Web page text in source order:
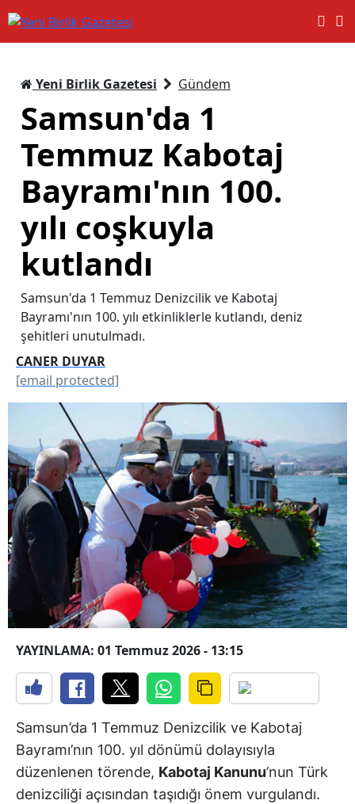
Yeni Birlik Gazetesi Gündem
Samsun'da 1
Temmuz Kabotaj
Bayramı'nın 100.
yılı coşkuyla
kutlandı
Samsun'da 1 Temmuz Denizcilik ve Kabotaj
Bayramı'nın 100. yılı etkinliklerle kutlandı, deniz
şehitleri unutulmadı.
CANER DUYAR
[email protected]
YAYINLAMA: 01 Temmuz 2026 - 13:15
Samsun’da 1 Temmuz Denizcilik ve Kabotaj
Bayramı’nın 100. yıl dönümü dolayısıyla
düzenlenen törende, Kabotaj Kanunu’nun Türk
denizciliği açısından taşıdığı önem vurgulandı.